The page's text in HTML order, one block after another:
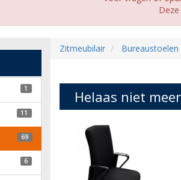
Zitmeubilair Bureaustoelen
Helaas niet
1
11
69
6